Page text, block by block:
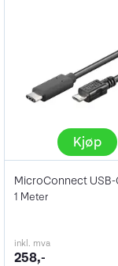
Kjøp
1 Meter
inkl. mva
258,-